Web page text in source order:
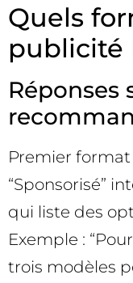
Quels
publicité
Réponses
Premier
“Sponsorisé”
qui liste des
Exemple :
trois modèles